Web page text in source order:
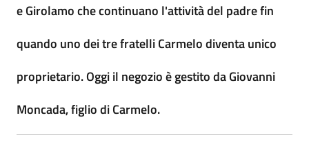
e Girolamo che continuano l'attività del padre fin
quando uno dei tre fratelli Carmelo diventa unico
proprietario. Oggi il negozio è gestito da Giovanni
Moncada, figlio di Carmelo.